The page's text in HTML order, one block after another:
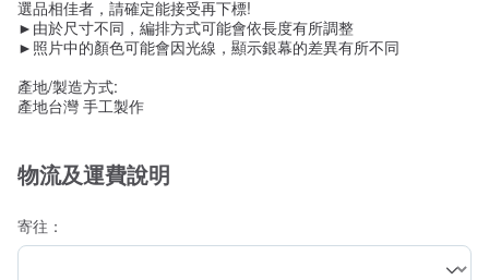
選品相佳者，請確定能接受再下標!
►由於尺寸不同，編排方式可能會依長度有所調整
►照片中的顏色可能會因光線，顯示銀幕的差異有所不同
產地/製造方式:
產地台灣 手工製作
物流及運費說明
寄往：